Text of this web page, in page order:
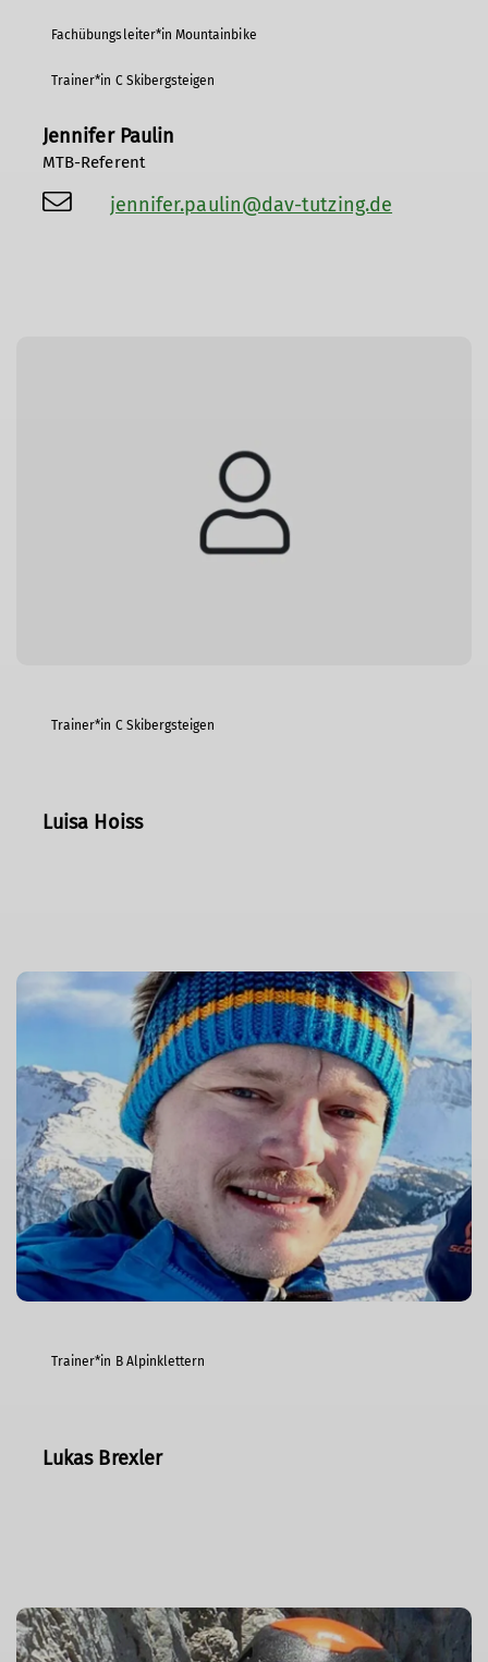
Fachübungsleiter*in Mountainbike
Trainer*in C Skibergsteigen
Jennifer Paulin
MTB-Referent
jennifer.paulin@dav-tutzing.de
Trainer*in C Skibergsteigen
Luisa Hoiss
Trainer*in B Alpinklettern
Lukas Brexler